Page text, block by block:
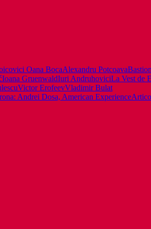
Oana BocaAlexandru PotcoavaBastion
Ioana GruenwaldIuri AndruhoviciLa Vest de
Victor ErofeevVladimir Bulat
Andrei Dosa, American Experience